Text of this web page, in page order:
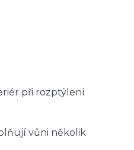
při rozptýlení
vůni několik